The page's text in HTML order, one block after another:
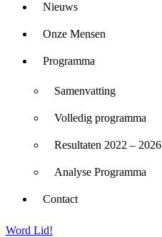
Nieuws
Onze Mensen
Programma
Samenvatting
Volledig programma
Resultaten 2022 – 2026
Analyse Programma
Contact
Word Lid!